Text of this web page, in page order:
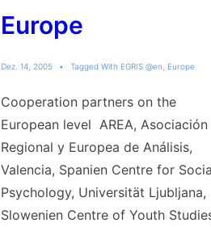
Europe
Dez. 14, 2005 Tagged With EGRIS @en Europe
Cooperation partners on the
European level AREA, Asociación
Regional y Europea de Análisis,
Valencia, Spanien Centre for
Psychology, Universität Ljubljana,
Slowenien Centre of Youth